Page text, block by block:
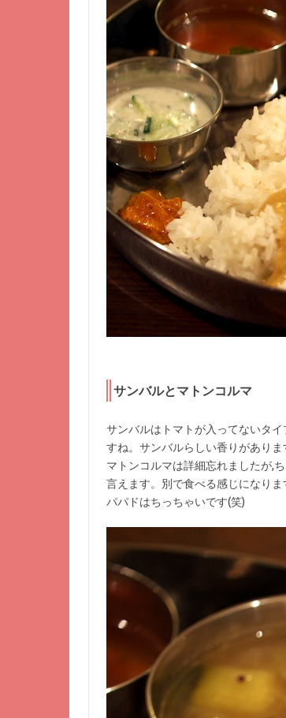
サンバルとマトンコルマ
サンバルはトマトが入ってないタ
すね。サンバルらしい香りがありま
マトンコルマは詳細忘れましたが,
言えます。別で食べる感じになりま
パパドはちっちゃいです(笑)